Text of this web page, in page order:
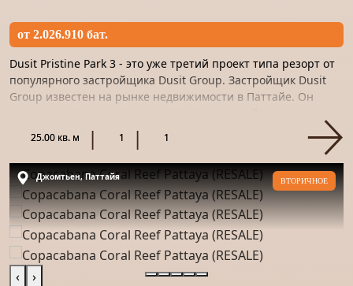
от 2.026.910 бат.
Dusit Pristine Park 3 - это уже третий проект типа резорт от
популярного застройщика Dusit Group. Застройщик Dusit
Group известен на рынке недвижимости в Паттайе. Он
25.00 кв. м 1 1
Джомтьен, Паттайя ВТОРИЧНОЕ
‹ ›